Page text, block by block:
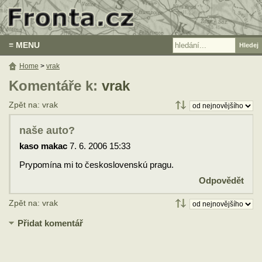
≡ MENU
Komentáře k: vrak
Zpět na: vrak
naše auto?
kaso makac 7. 6. 2006 15:33
Prypomína mi to československú pragu.
Odpovědět
Zpět na: vrak
Přidat komentář
Home > vrak